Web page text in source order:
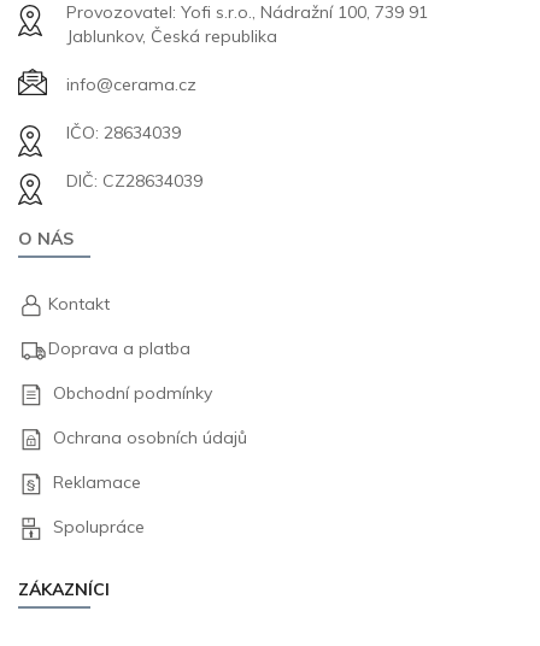
Provozovatel: Yofi s.r.o., Nádražní 100, 739 91
Jablunkov, Česká republika
info@cerama.cz
IČO: 28634039
DIČ: CZ28634039
O NÁS
Kontakt
Doprava a platba
Obchodní podmínky
Ochrana osobních údajů
Reklamace
Spolupráce
ZÁKAZNÍCI